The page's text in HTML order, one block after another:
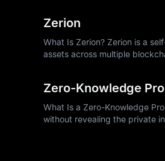
Zerion
What Is Zerion? Zerion is a
assets across multiple
Zero-Knowledge
What Is a Zero-Knowledge
without revealing the private